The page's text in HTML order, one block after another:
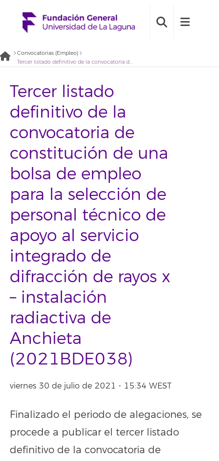
Convocatorias (Empleo)
Tercer listado definitivo de la convocatoria de constitución de una bolsa de empleo para la selección de personal técnico de apoyo al servicio integrado de difracción de rayos x – instalación radiactiva de Anchieta (2021BDE038)
Tercer listado
definitivo de la
convocatoria de
constitución de una
bolsa de empleo
para la selección de
personal técnico de
apoyo al servicio
integrado de
difracción de rayos x
– instalación
radiactiva de
Anchieta
(2021BDE038)
viernes 30 de julio de 2021 - 15:34 WEST
Finalizado el periodo de alegaciones, se
procede a publicar el tercer listado
definitivo de la convocatoria de